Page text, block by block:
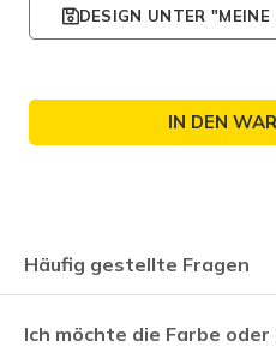
DESIGN UNTER "MEINE
IN DEN
Häufig gestellte Fragen
Ich möchte die Farbe